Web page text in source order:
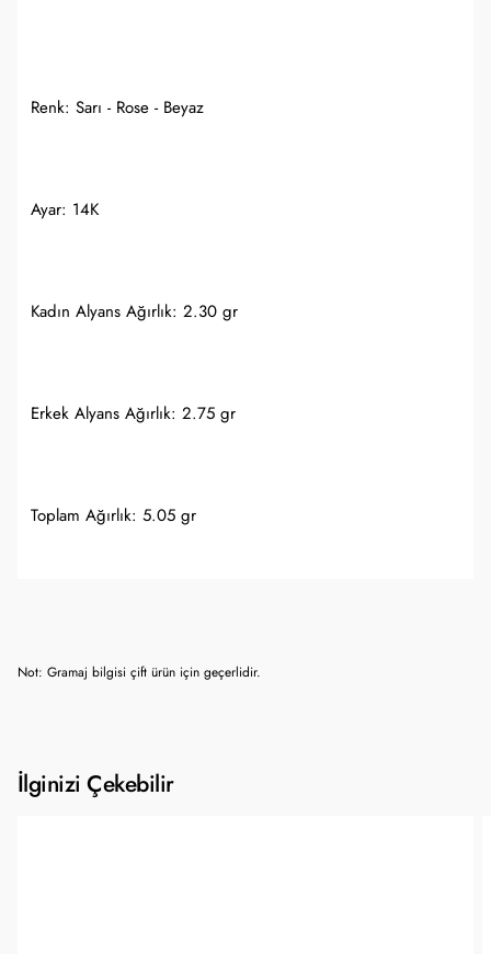
Renk: Sarı - Rose - Beyaz
Ayar: 14K
Kadın Alyans Ağırlık: 2.30 gr
Erkek Alyans Ağırlık: 2.75 gr
Toplam Ağırlık: 5.05 gr
Not: Gramaj bilgisi çift ürün için geçerlidir.
İlginizi Çekebilir